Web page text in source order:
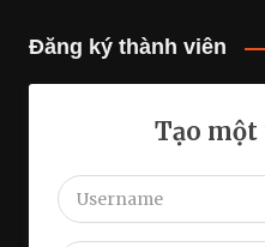
Đăng ký thành viên
Tạo